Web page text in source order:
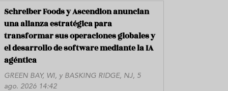
Schreiber Foods y Ascendion anuncian
una alianza estratégica para
transformar sus operaciones globales y
el desarrollo de software mediante la IA
agéntica
GREEN BAY, WI, y BASKING RIDGE, NJ, 5
ago. 2026 14:42